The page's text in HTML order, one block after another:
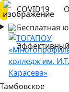
COVID19
Бесплатная
Тамбовское